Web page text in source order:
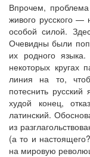
Впрочем,
живого русского —
особой силой.
Очевидны были
их родного
некоторых кругах
линия на то,
потеснить
худой конец,
латинский.
из
(а то и
на мировую